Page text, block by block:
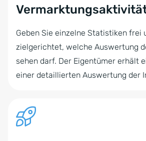
Geben Sie einzelne Statistiken frei
zielgerichtet, welche Auswertung
sehen darf. Der Eigentümer erhält
einer detaillierten Auswertung der